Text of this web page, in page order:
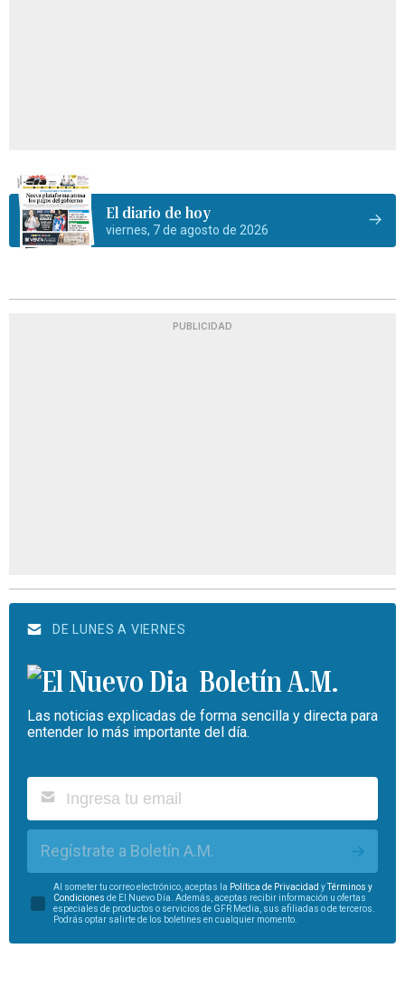
El diario de hoy
viernes, 7 de agosto de 2026
PUBLICIDAD
DE LUNES A VIERNES
Boletín A.M.
Las noticias explicadas de forma sencilla y directa para
entender lo más importante del día.
Regístrate a Boletín A.M.
Al someter tu correo electrónico, aceptas la Política de Privacidad y
Términos y
Condiciones de El Nuevo Día. Además, aceptas recibir información u ofertas
especiales de productos o servicios de GFR Media, sus afiliadas o de terceros.
Podrás optar salirte de los boletines en cualquier momento.